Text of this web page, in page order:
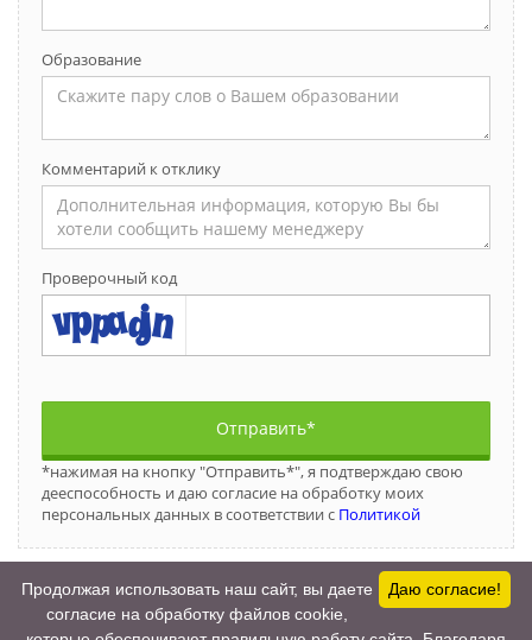
Образование
Комментарий к отклику
Проверочный код
Отправить*
*нажимая на кнопку "Отправить*", я подтверждаю свою
дееспособность и даю согласие на обработку моих
персональных данных в соответствии с Политикой
Даю согласие!
Продолжая использовать наш сайт, вы даете
согласие на обработку файлов cookie,